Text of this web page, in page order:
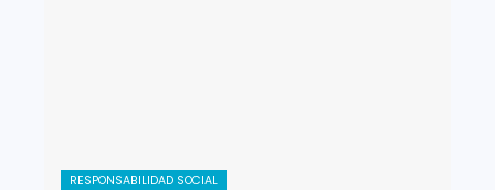
RESPONSABILIDAD SOCIAL